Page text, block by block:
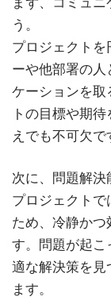
う。
プロジェクト
ーや他部署の
ケーションを取
トの目標や期
えでも不可欠で
次に、問題解決
プロジェクト
ため、冷静かつ
す。問題が起こ
適な解決策を見
ます。